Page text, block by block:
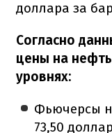
доллара за
Согласно
цены на
уровнях:
Фьючерсы
73,50